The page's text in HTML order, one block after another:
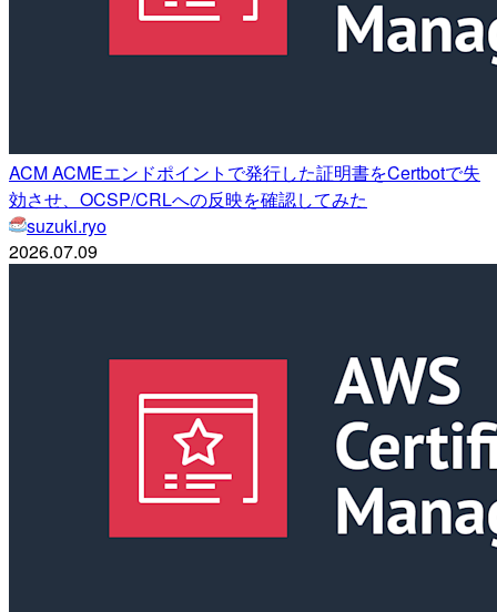
ACM ACMEエンドポイントで発行した証明書をCertbotで失
効させ、OCSP/CRLへの反映を確認してみた
suzuki.ryo
2026.07.09